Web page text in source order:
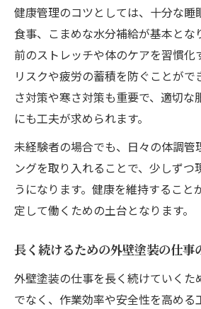
健康管理のコツとしては、十分な睡
食事、こまめな水分補給が基本とな
前のストレッチや体のケアを習慣化
リスクや疲労の蓄積を防ぐことがで
さ対策や寒さ対策も重要で、適切な
にも工夫が求められます。
未経験者の場合でも、日々の体調管
ングを取り入れることで、少しずつ
うになります。健康を維持すること
定して働くための土台となります。
長く続けるための外壁塗装の仕事
外壁塗装の仕事を長く続けていくた
でなく、作業効率や安全性を高める